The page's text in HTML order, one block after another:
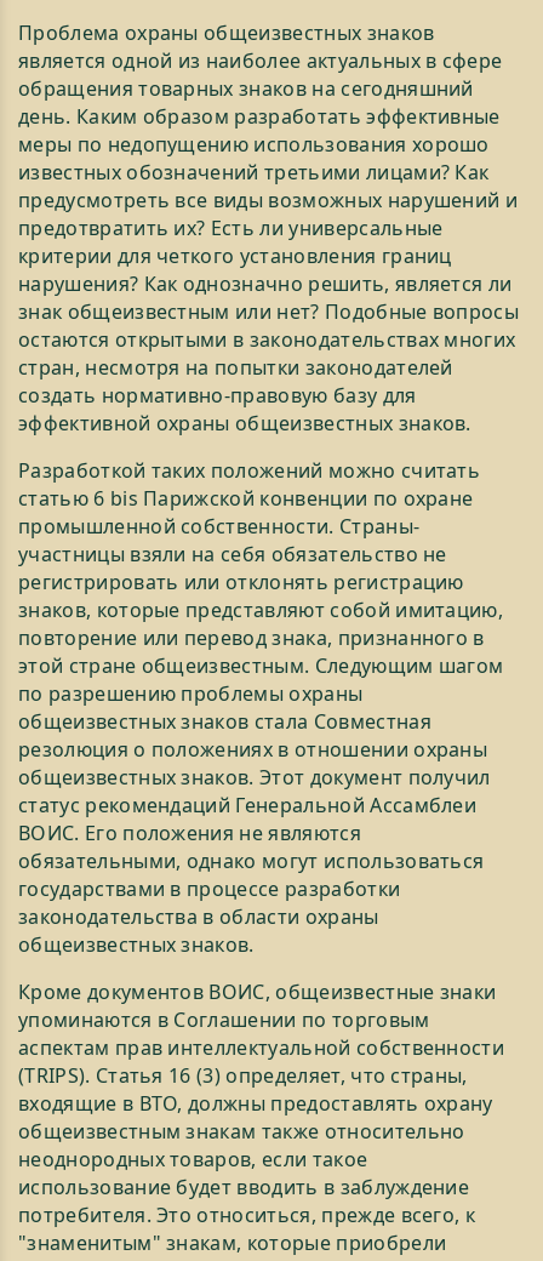
Проблема охраны общеизвестных знаков
является одной из наиболее актуальных в сфере
обращения товарных знаков на сегодняшний
день. Каким образом разработать эффективные
меры по недопущению использования хорошо
известных обозначений третьими лицами? Как
предусмотреть все виды возможных нарушений и
предотвратить их? Есть ли универсальные
критерии для четкого установления границ
нарушения? Как однозначно решить, является ли
знак общеизвестным или нет? Подобные вопросы
остаются открытыми в законодательствах многих
стран, несмотря на попытки законодателей
создать нормативно-правовую базу для
эффективной охраны общеизвестных знаков.
Разработкой таких положений можно считать
статью 6 bis Парижской конвенции по охране
промышленной собственности. Страны-
участницы взяли на себя обязательство не
регистрировать или отклонять регистрацию
знаков, которые представляют собой имитацию,
повторение или перевод знака, признанного в
этой стране общеизвестным. Следующим шагом
по разрешению проблемы охраны
общеизвестных знаков стала Совместная
резолюция о положениях в отношении охраны
общеизвестных знаков. Этот документ получил
статус рекомендаций Генеральной Ассамблеи
ВОИС. Его положения не являются
обязательными, однако могут использоваться
государствами в процессе разработки
законодательства в области охраны
общеизвестных знаков.
Кроме документов ВОИС, общеизвестные знаки
упоминаются в Соглашении по торговым
аспектам прав интеллектуальной собственности
(ТRIPS). Статья 16 (3) определяет, что страны,
входящие в ВТО, должны предоставлять охрану
общеизвестным знакам также относительно
неоднородных товаров, если такое
использование будет вводить в заблуждение
потребителя. Это относиться, прежде всего, к
"знаменитым" знакам, которые приобрели